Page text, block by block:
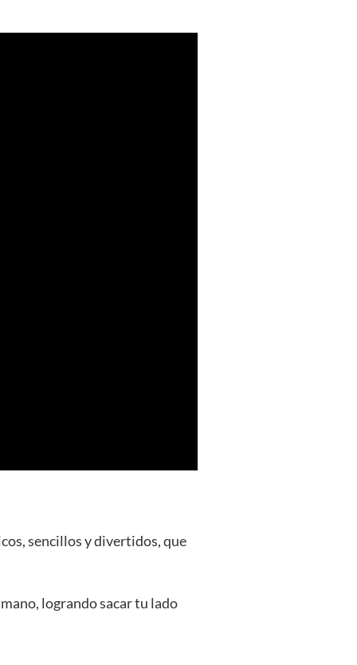
sencillos y divertidos, que
logrando sacar tu lado